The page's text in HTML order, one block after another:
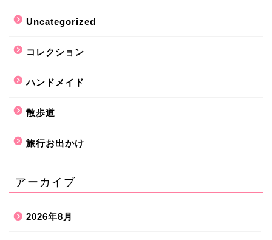
Uncategorized
コレクション
ハンドメイド
散歩道
旅行お出かけ
アーカイブ
2026年8月